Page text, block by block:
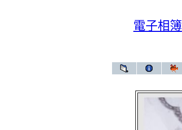
電子相簿